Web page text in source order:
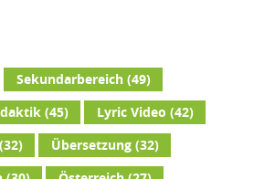
Sekundarbereich(49)
(45) Lyric Video (42)
Übersetzung(32)